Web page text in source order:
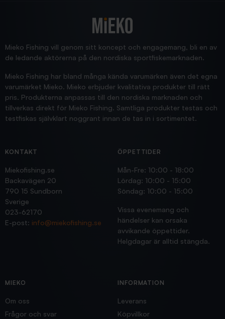
Jensa
Mieko Fishing vill genom sitt koncept och engagemang, bli en av
de ledande aktörerna på den nordiska sportfiskemarknaden.
Mieko Fishing har bland många kända varumärken även det egna
varumärket Mieko. Mieko erbjuder kvalitativa produkter till rätt
pris. Produkterna anpassas till den nordiska marknaden och
tillverkas direkt för Mieko Fishing. Samtliga produkter testas och
testfiskas självklart noggrant innan de tas in i sortimentet.
KONTAKT
Miekofishing.se
Backavägen 20
790 15 Sundborn
Sverige
023-62170
E-post: info@miekofishing.se
ÖPPETTIDER
Mån-Fre: 10:00 - 18:00
Lördag: 10:00 - 15:00
Söndag: 10:00 - 15:00
Vissa evenemang och
händelser kan orsaka
avvikande öppettider.
Helgdagar är alltid stängda.
MIEKO
Om oss
Frågor och svar
INFORMATION
Leverans
Köpvillkor